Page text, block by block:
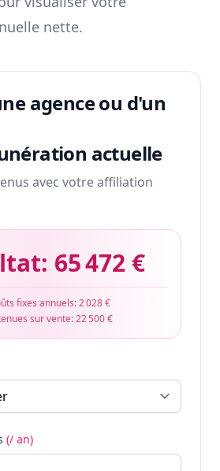
nette.
agence ou d'un
actuelle
avec votre affiliation
65 472 €
fixes annuels:2 028 €
sur vente:22 500 €
(/ an)